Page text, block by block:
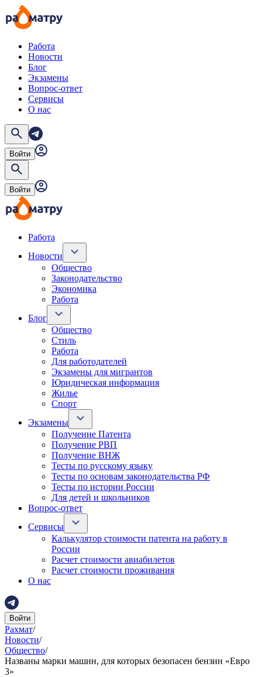
Работа
Новости
Блог
Экзамены
Вопрос-ответ
Сервисы
О нас
Войти
Войти
Работа
Новости
Общество
Законодательство
Экономика
Работа
Блог
Общество
Стиль
Работа
Для работодателей
Экзамены для мигрантов
Юридическая информация
Жилье
Спорт
Экзамены
Получение Патента
Получение РВП
Получение ВНЖ
Тесты по русскому языку
Тесты по основам законодательства РФ
Тесты по истории России
Для детей и школьников
Вопрос-ответ
Сервисы
Калькулятор стоимости патента на работу в
России
Расчет стоимости авиабилетов
Расчет стоимости проживания
О нас
Войти
Рахмат/
Новости/
Общество/
Названы марки машин, для которых безопасен бензин «Евро
3»